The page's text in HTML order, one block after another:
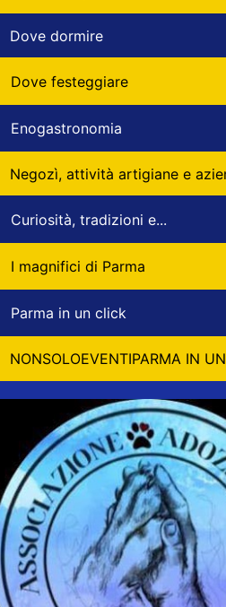
Dove dormire
Dove festeggiare
Enogastronomia
Negozì, attività artigiane e
Curiosità, tradizioni e...
I magnifici di Parma
Parma in un click
NONSOLOEVENTIPARMA IN